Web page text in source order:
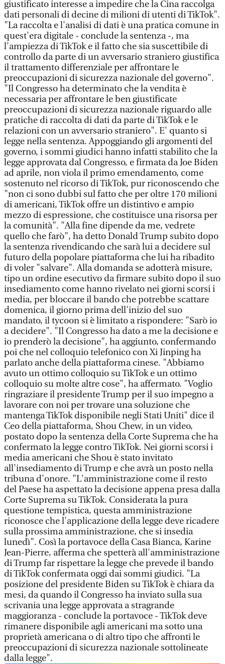
giustificato interesse a impedire che la Cina raccolga
dati personali di decine di milioni di utenti di TikTok".
"La raccolta e l'analisi di dati è una pratica comune in
quest'era digitale - conclude la sentenza -, ma
l'ampiezza di TikTok e il fatto che sia suscettibile di
controllo da parte di un avversario straniero giustifica
il trattamento differenziale per affrontare le
preoccupazioni di sicurezza nazionale del governo".
"Il Congresso ha determinato che la vendita è
necessaria per affrontare le ben giustificate
preoccupazioni di sicurezza nazionale riguardo alle
pratiche di raccolta di dati da parte di TikTok e le
relazioni con un avversario straniero". E' quanto si
legge nella sentenza. Appoggiando gli argomenti del
governo, i sommi giudici hanno infatti stabilito che la
legge approvata dal Congresso, e firmata da Joe Biden
ad aprile, non viola il primo emendamento, come
sostenuto nel ricorso di TikTok, pur riconoscendo che
"non ci sono dubbi sul fatto che per oltre 170 milioni
di americani, TikTok offre un distintivo e ampio
mezzo di espressione, che costituisce una risorsa per
la comunità". "Alla fine dipende da me, vedrete
quello che farò", ha detto Donald Trump subito dopo
la sentenza rivendicando che sarà lui a decidere sul
futuro della popolare piattaforma che lui ha ribadito
di voler "salvare". Alla domanda se adotterà misure,
tipo un ordine esecutivo da firmare subito dopo il suo
insediamento come hanno rivelato nei giorni scorsi i
media, per bloccare il bando che potrebbe scattare
domenica, il giorno prima dell'inizio del suo
mandato, il tycoon si è limitato a rispondere: "Sarò io
a decidere". "Il Congresso ha dato a me la decisione e
io prenderò la decisione", ha aggiunto, confermando
poi che nel colloquio telefonico con Xi Jinping ha
parlato anche della piattaforma cinese. "Abbiamo
avuto un ottimo colloquio su TikTok e un ottimo
colloquio su molte altre cose", ha affermato. "Voglio
ringraziare il presidente Trump per il suo impegno a
lavorare con noi per trovare una soluzione che
mantenga TikTok disponibile negli Stati Uniti" dice il
Ceo della piattaforma, Shou Chew, in un video,
postato dopo la sentenza della Corte Suprema che ha
confermato la legge contro TikTok. Nei giorni scorsi i
media americani che Shou è stato invitato
all'insediamento di Trump e che avrà un posto nella
tribuna d'onore. "L'amministrazione come il resto
del Paese ha aspettato la decisione appena presa dalla
Corte Suprema su TikTok. Considerata la pura
questione tempistica, questa amministrazione
riconosce che l'applicazione della legge deve ricadere
sulla prossima amministrazione, che si insedia
lunedì". Così la portavoce della Casa Bianca, Karine
Jean-Pierre, afferma che spetterà all'amministrazione
di Trump far rispettare la legge che prevede il bando
di TikTok confermata oggi dai sommi giudici. "La
posizione del presidente Biden su TikTok è chiara da
mesi, da quando il Congresso ha inviato sulla sua
scrivania una legge approvata a stragrande
maggioranza - conclude la portavoce - TikTok deve
rimanere disponibile agli americani ma sotto una
proprietà americana o di altro tipo che affronti le
preoccupazioni di sicurezza nazionale sottolineate
dalla legge".